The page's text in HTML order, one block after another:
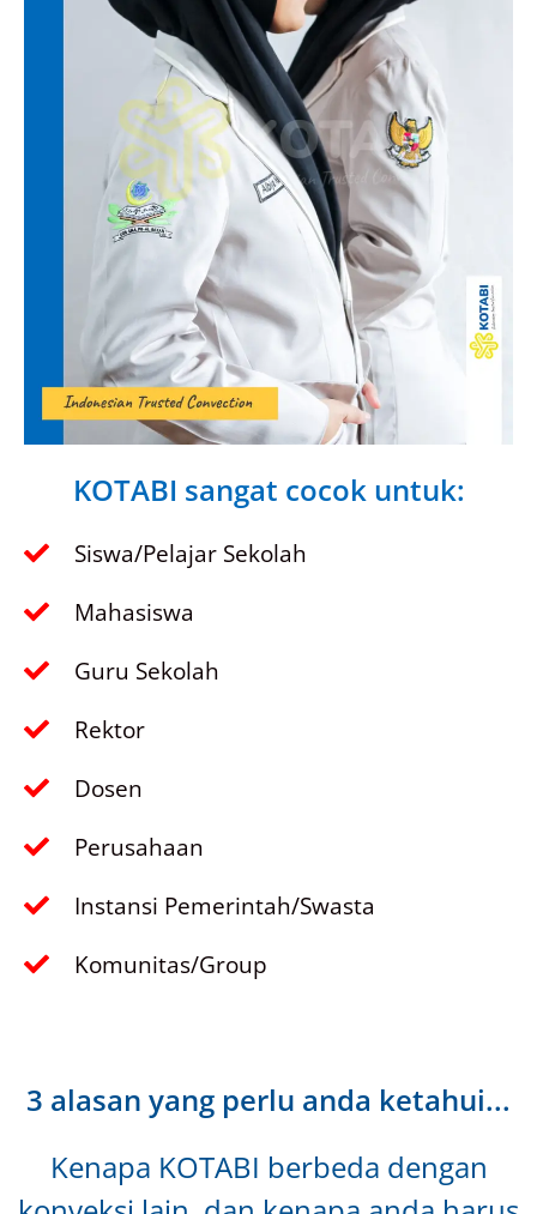
KOTABI sangat cocok untuk:
Siswa/Pelajar Sekolah
Mahasiswa
Guru Sekolah
Rektor
Dosen
Perusahaan
Instansi Pemerintah/Swasta
Komunitas/Group
3 alasan yang perlu anda ketahui...
Kenapa KOTABI berbeda dengan